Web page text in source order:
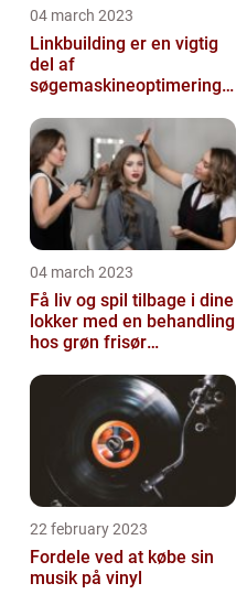
04 march 2023
Linkbuilding er en vigtig
del af
søgemaskineoptimeringe
04 march 2023
Få liv og spil tilbage i dine
lokker med en behandling
hos grøn frisør
22 february 2023
Fordele ved at købe sin
musik på vinyl